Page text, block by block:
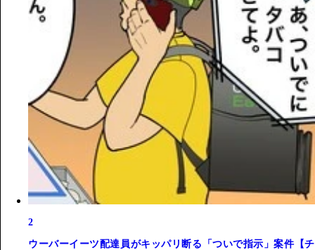
2
ウーバーイーツ配達員がキッパリ断る「ついで指示」案件【チ